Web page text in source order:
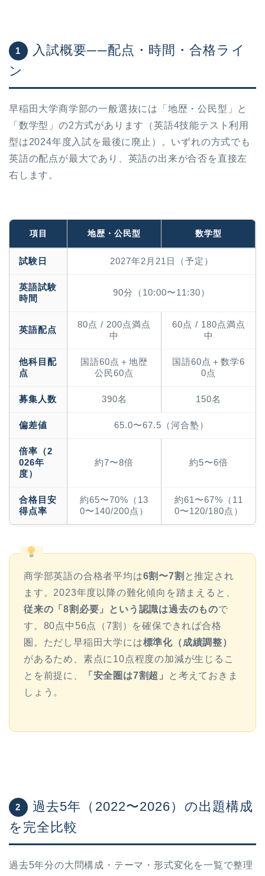
1
入試概要──配点・時間・合格ライ
ン
早稲田大学商学部の一般選抜には「地歴・公民型」と
「数学型」の2方式があります（英語4技能テスト利用
型は2024年度入試を最後に廃止）。いずれの方式でも
英語の配点が最大であり、英語の出来が合否を直接左
右します。
項目 地歴・公民型 数学型
試験日 2027年2月21日（予定）
英語試験
時間
90分（10:00〜11:30）
英語配点
80点 / 200点満点
中
60点 / 180点満点
中
他科目配
点
国語60点＋地歴
公民60点
国語60点＋数学6
0点
募集人数 390名 150名
偏差値 65.0〜67.5（河合塾）
倍率（2
026年
度）
約7〜8倍 約5〜6倍
合格目安
得点率
約65〜70%（13
0〜140/200点）
約61〜67%（11
0〜120/180点）
商学部英語の合格者平均は6割〜7割 と推定され
ます。2023年度以降の難化傾向を踏まえると、
従来の「8割必要」という認識は過去のもので
す。80点中56点（7割）を確保できれば合格
圏。ただし早稲田大学には標準化（成績調整）
があるため、素点に10点程度の加減が生じるこ
とを前提に、
「安全圏は7割超」
と考えておきま
しょう。
2
過去5年（2022〜2026）の出題構成
を完全比較
過去5年分の大問構成・テーマ・形式変化を一覧で整理